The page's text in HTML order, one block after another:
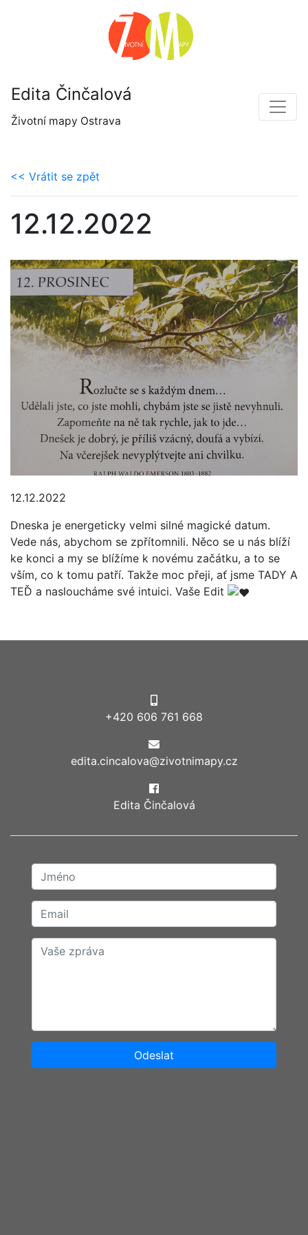
Edita Činčalová
Životní mapy Ostrava
<< Vrátit se zpět
12.12.2022
12.12.2022
Dneska je energeticky velmi silné magické datum.
Vede nás, abychom se zpřítomnili. Něco se u nás blíží
ke konci a my se blížíme k novému začátku, a to se
vším, co k tomu patří. Takže moc přeji, ať jsme TADY A
TEĎ a nasloucháme své intuici. Vaše Edit
+420 606 761 668
edita.cincalova@zivotnimapy.cz
Edita Činčalová